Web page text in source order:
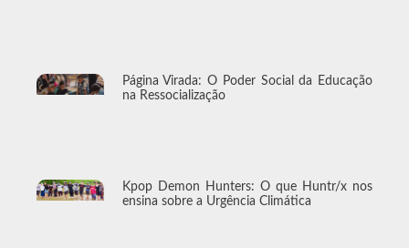
Página Virada: O Poder Social da Educação
na Ressocialização
Kpop Demon Hunters: O que Huntr/x nos
ensina sobre a Urgência Climática